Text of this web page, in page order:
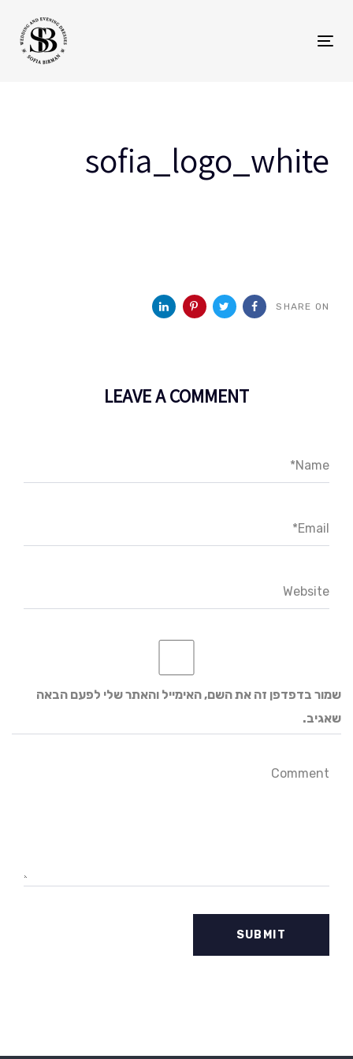
Toggle
sofia_logo_white
SHARE ON
LEAVE A COMMENT
Name*
Email*
Website
שמור בדפדפן זה את השם, האימייל והאתר שלי לפעם הבאה
שאגיב.
Comment